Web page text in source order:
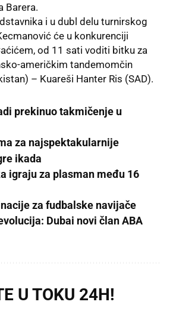
Barera.
i u dubl delu turnirskog
će u konkurenciji
od 11 sati voditi bitku za
američkim tandemomčin
– Kuareši Hanter Ris (SAD).
prekinuo takmičenje u
za najspektakularnije
ikada
igraju za plasman među 16
za fudbalske navijače
Dubai novi član ABA
U TOKU 24H!